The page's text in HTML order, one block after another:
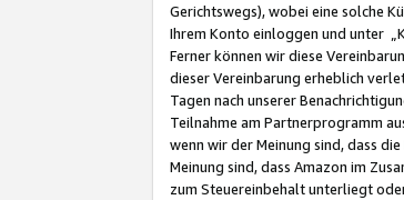
Gerichtswegs), wobei eine solche
Ihrem Konto einloggen und unter
Ferner können wir diese
dieser Vereinbarung erheblich
Tagen nach unserer
Teilnahme am Partnerprogramm
wenn wir der Meinung sind, dass
Meinung sind, dass Amazon im
zum Steuereinbehalt unterliegt